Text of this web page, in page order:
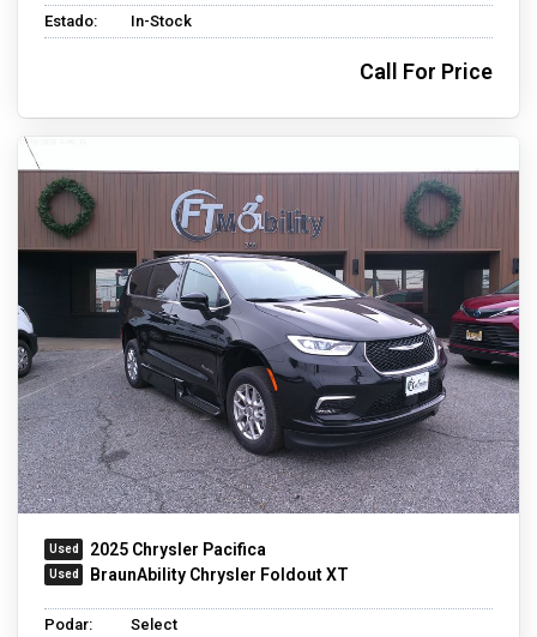
Estado:
In-Stock
Call For Price
2025 Chrysler Pacifica
BraunAbility Chrysler Foldout XT
Podar: Select